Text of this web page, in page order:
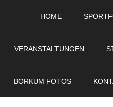
SeitenspalteHOME
VERANSTALTUNGEN
BORKUM FOTOS